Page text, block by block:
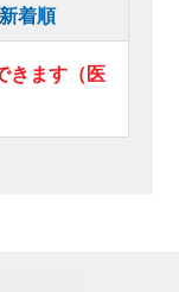
新着順
きます（医